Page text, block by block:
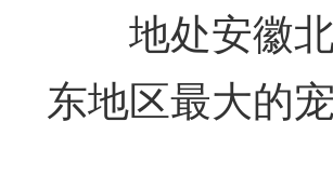
地处安徽北
东地区最大的